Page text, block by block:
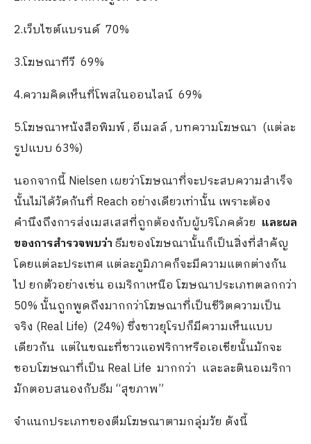
2.เว็บไซต์แบรนด์ 70%
3.โฆษณาทีวี 69%
4.ความคิดเห็นที่โพสในออนไลน์ 69%
5.โฆษณาหนังสือพิมพ์ , อีเมลล์ , บทความโฆษณา (แต่ละ
รูปแบบ 63%)
นอกจากนี้ Nielsen เผยว่าโฆษณาที่จะประสบความสำเร็จ
นั้นไม่ได้วัดกันที่ Reach อย่างเดียวเท่านั้น เพราะต้อง
คำนึงถึงการส่งเมสเสสที่ถูกต้องกับผู้บริโภคด้วย และผล
ของการสำรวจพบว่าธีมของโฆษณานั้นก็เป็นสิ่งที่สำคัญ
โดยแต่ละประเทศ แต่ละภูมิภาคก็จะมีความแตกต่างกัน
ไป ยกตัวอย่างเช่น อเมริกาเหนือ โฆษณาประเภทตลกกว่า
50% นั้นถูกพูดถึงมากกว่าโฆษณาที่เป็นชีวิตความเป็น
จริง (Real Life) (24%) ซึ่งชาวยุโรปก็มีความเห็นแบบ
เดียวกัน แต่ในขณะที่ชาวแอฟริกาหรือเอเชียนั้นมักจะ
ชอบโฆษณาที่เป็น Real Life มากกว่า และละตินอเมริกา
มักตอบสนองกับธีม “สุขภาพ”
จำแนกประเภทของตีมโฆษณาตามกลุ่มวัย ดังนี้